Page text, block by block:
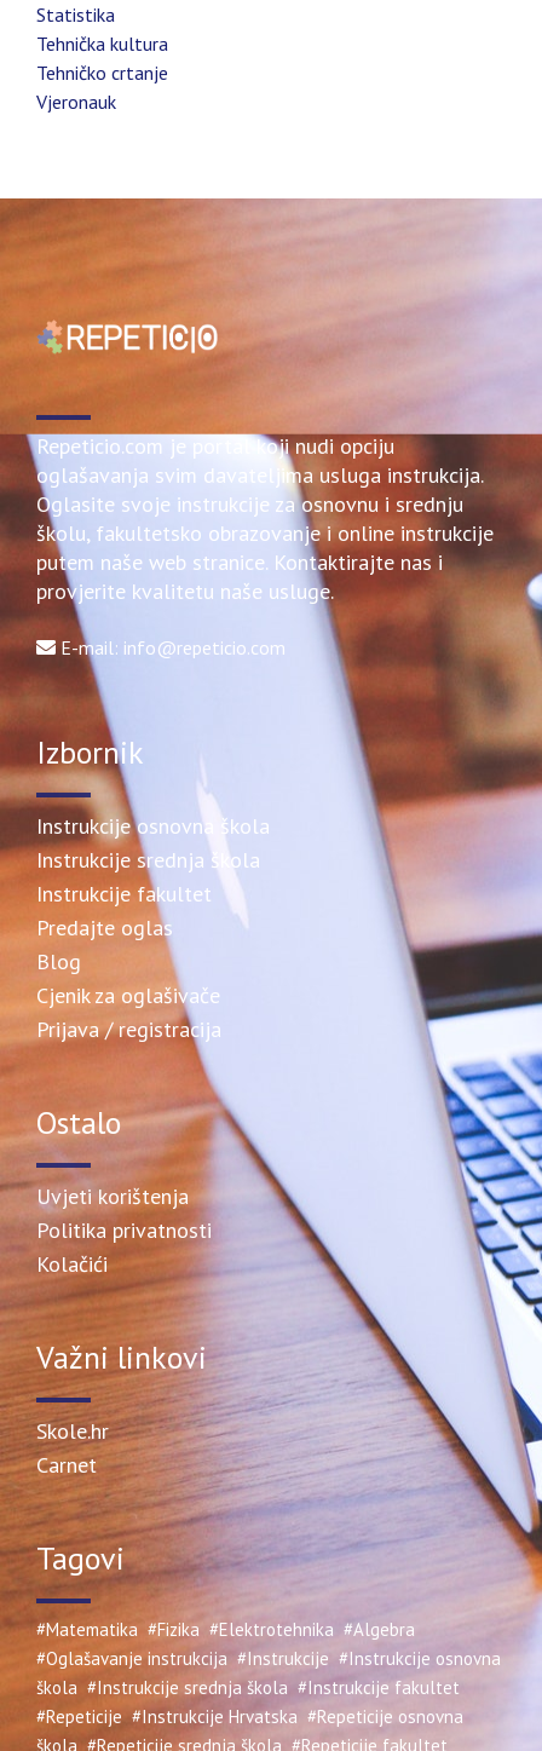
Statistika
Tehnička kultura
Tehničko crtanje
Vjeronauk
Repeticio.com je portal koji nudi opciju
oglašavanja svim davateljima usluga instrukcija.
Oglasite svoje instrukcije za osnovnu i srednju
školu, fakultetsko obrazovanje i online instrukcije
putem naše web stranice. Kontaktirajte nas i
provjerite kvalitetu naše usluge.
E-mail: info@repeticio.com
Izbornik
Instrukcije osnovna škola
Instrukcije srednja škola
Instrukcije fakultet
Predajte oglas
Blog
Cjenik za oglašivače
Prijava / registracija
Ostalo
Uvjeti korištenja
Politika privatnosti
Kolačići
Važni linkovi
Skole.hr
Carnet
Tagovi
#Matematika #Fizika #Elektrotehnika #Algebra
#Oglašavanje instrukcija #Instrukcije #Instrukcije osnovna
škola #Instrukcije srednja škola #Instrukcije fakultet
#Repeticije #Instrukcije Hrvatska #Repeticije osnovna
škola #Repeticije srednja škola #Repeticije fakultet